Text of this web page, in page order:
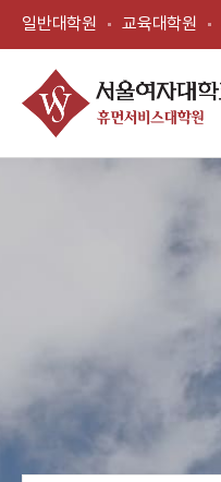
일반대학원 교육대학원